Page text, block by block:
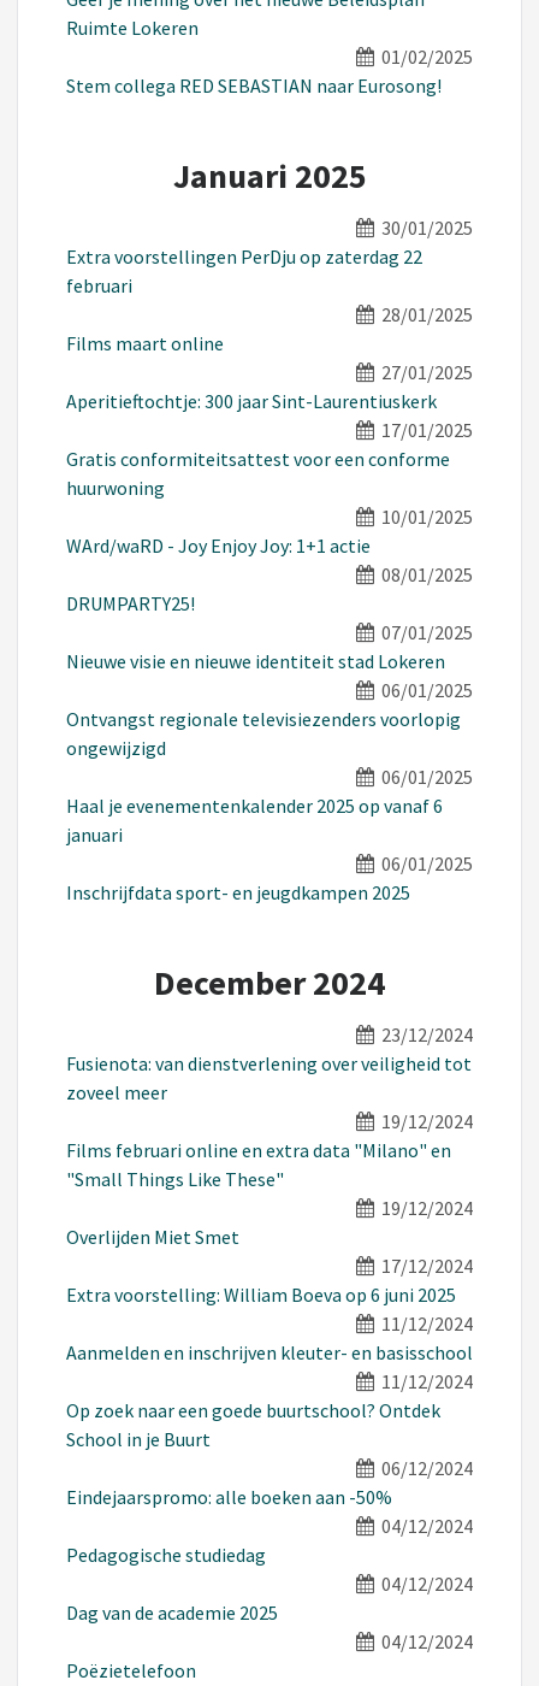
Ruimte Lokeren
01/02/2025
Stem collega RED SEBASTIAN naar Eurosong!
Januari 2025
30/01/2025
Extra voorstellingen PerDju op zaterdag 22
februari
28/01/2025
Films maart online
27/01/2025
Aperitieftochtje: 300 jaar Sint-Laurentiuskerk
17/01/2025
Gratis conformiteitsattest voor een conforme
huurwoning
10/01/2025
WArd/waRD - Joy Enjoy Joy: 1+1 actie
08/01/2025
DRUMPARTY25!
07/01/2025
Nieuwe visie en nieuwe identiteit stad Lokeren
06/01/2025
Ontvangst regionale televisiezenders voorlopig
ongewijzigd
06/01/2025
Haal je evenementenkalender 2025 op vanaf 6
januari
06/01/2025
Inschrijfdata sport- en jeugdkampen 2025
December 2024
23/12/2024
Fusienota: van dienstverlening over veiligheid tot
zoveel meer
19/12/2024
Films februari online en extra data "Milano" en
"Small Things Like These"
19/12/2024
Overlijden Miet Smet
17/12/2024
Extra voorstelling: William Boeva op 6 juni 2025
11/12/2024
Aanmelden en inschrijven kleuter- en basisschool
11/12/2024
Op zoek naar een goede buurtschool? Ontdek
School in je Buurt
06/12/2024
Eindejaarspromo: alle boeken aan -50%
04/12/2024
Pedagogische studiedag
04/12/2024
Dag van de academie 2025
04/12/2024
Poëzietelefoon